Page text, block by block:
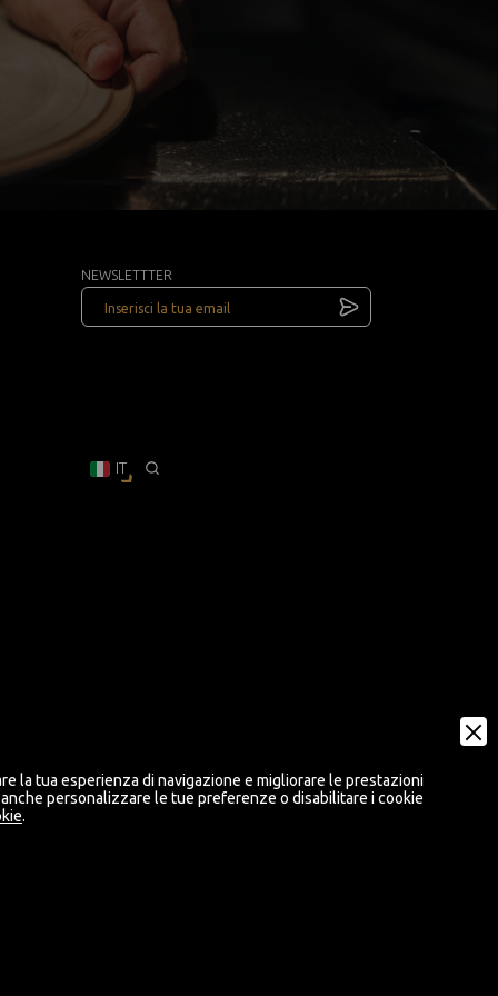
NEWSLETTTER
IT
la tua esperienza di navigazione e migliorare le prestazioni
personalizzare le tue preferenze o disabilitare i cookie
.